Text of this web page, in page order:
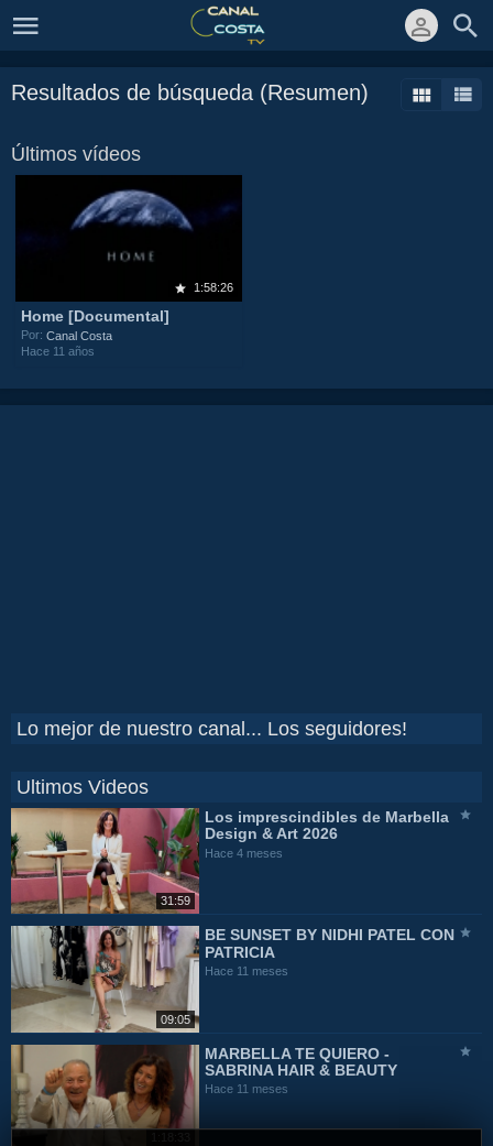
Resultados de búsqueda (Resumen)
Últimos vídeos
1:58:26
Home [Documental]
Por:Canal Costa
Hace 11 años
Lo mejor de nuestro canal... Los seguidores!
Ultimos Videos
31:59
Los imprescindibles de Marbella
Design & Art 2026
Hace 4 meses
09:05
BE SUNSET BY NIDHI PATEL CON
PATRICIA
Hace 11 meses
MARBELLA TE QUIERO -
SABRINA HAIR & BEAUTY
Hace 11 meses